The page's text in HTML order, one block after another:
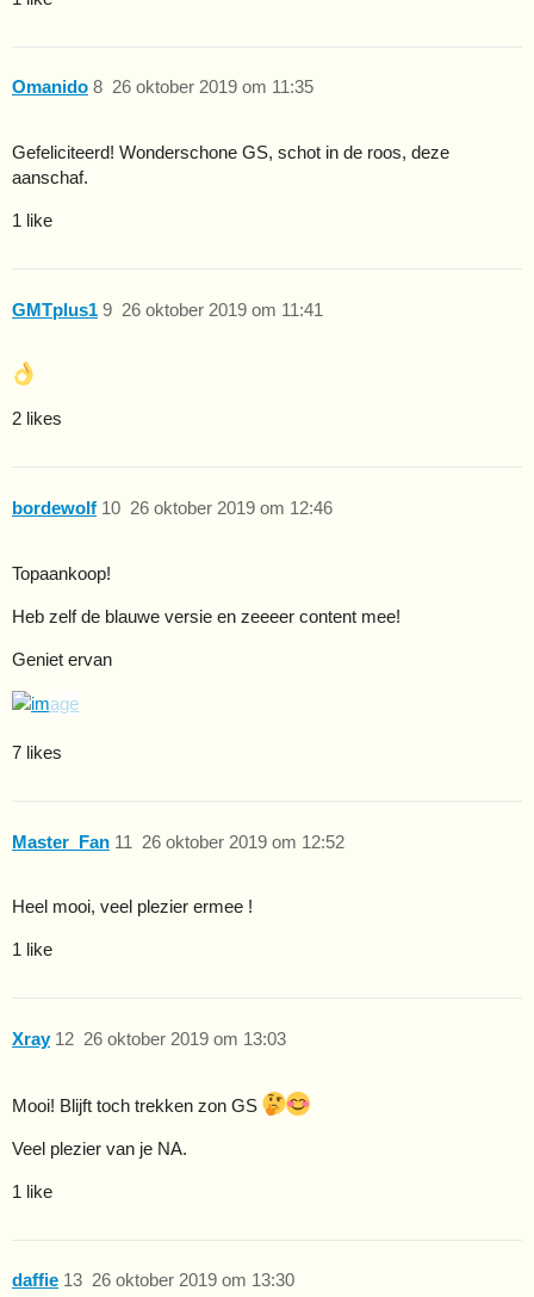
Omanido 26 oktober 2019 om 11:35
8
Gefeliciteerd! Wonderschone GS, schot in de roos, deze
aanschaf.
1 like
GMTplus1 26 oktober 2019 om 11:41
9
2 likes
bordewolf 26 oktober 2019 om 12:46
10
Topaankoop!
Heb zelf de blauwe versie en zeeeer content mee!
Geniet ervan
7 likes
Master_Fan 26 oktober 2019 om 12:52
11
Heel mooi, veel plezier ermee !
1 like
Xray 26 oktober 2019 om 13:03
12
Mooi! Blijft toch trekken zon GS
Veel plezier van je NA.
1 like
daffie 26 oktober 2019 om 13:30
13